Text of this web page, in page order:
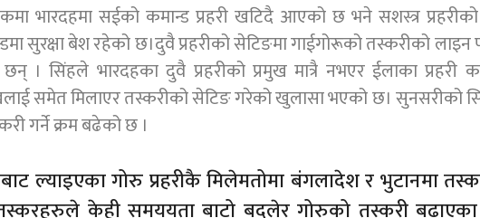
भारदहमा सईको कमान्ड प्रहरी खटिदै आएको छ भने सशस्त्र
सुरक्षा बेश रहेको छ।दुवै प्रहरीको सेटिङमा गाईगोरूको तस्करीको लाइन
। सिंहले भारदहका दुवै प्रहरीको प्रमुख मात्रै नभएर ईलाका प्रहरी
समेत मिलाएर तस्करीको सेटिङ गरेको खुलासा भएको छ। सुनसरीको
गर्ने क्रम बढेको छ ।
ल्याइएका गोरु प्रहरीकै मिलेमतोमा बंगलादेश र भुटानमा
केही समययता बाटो बदलेर गोरुको तस्करी